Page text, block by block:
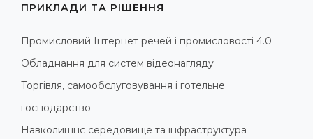
ПРИКЛАДИ ТА РІШЕННЯ
Промисловий Інтернет речей і промисловості 4.0
Обладнання для систем відеонагляду
Торгівля, самообслуговування і готельне
господарство
Навколишнє середовище та інфраструктура